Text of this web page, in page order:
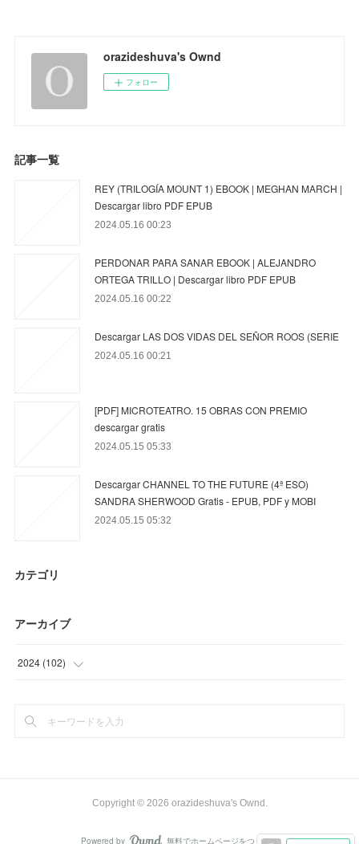
orazideshuva's Ownd
フォロー
記事一覧
REY (TRILOGÍA MOUNT 1) EBOOK | MEGHAN MARCH |
Descargar libro PDF EPUB
2024.05.16 00:23
PERDONAR PARA SANAR EBOOK | ALEJANDRO
ORTEGA TRILLO | Descargar libro PDF EPUB
2024.05.16 00:22
Descargar LAS DOS VIDAS DEL SEÑOR ROOS (SERIE
2024.05.16 00:21
[PDF] MICROTEATRO. 15 OBRAS CON PREMIO
descargar gratis
2024.05.15 05:33
Descargar CHANNEL TO THE FUTURE (4ª ESO)
SANDRA SHERWOOD Gratis - EPUB, PDF y MOBI
2024.05.15 05:32
カテゴリ
アーカイブ
2024 (102)
(
Copyright © 2026 orazideshuva's Ownd .
Powered by 無料でホームページをつくろう